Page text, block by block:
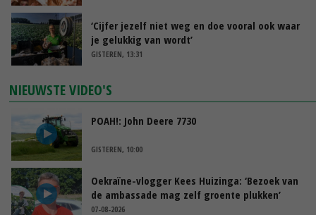
‘Cijfer jezelf niet weg en doe vooral ook waar
je gelukkig van wordt’
GISTEREN, 13:31
NIEUWSTE VIDEO'S
POAH!: John Deere 7730
GISTEREN, 10:00
Oekraïne-vlogger Kees Huizinga: ‘Bezoek van
de ambassade mag zelf groente plukken’
07-08-2026